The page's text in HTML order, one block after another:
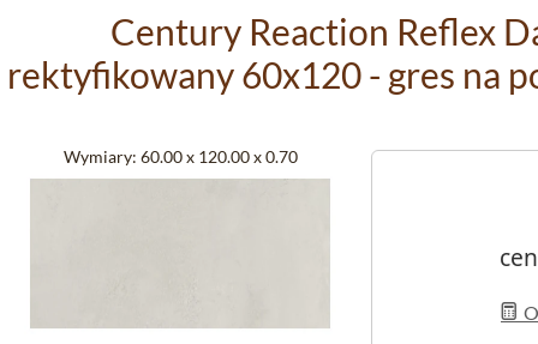
Century Reaction Reflex
rektyfikowany 60x120 - gres na
Wymiary: 60.00 x 120.00 x 0.70